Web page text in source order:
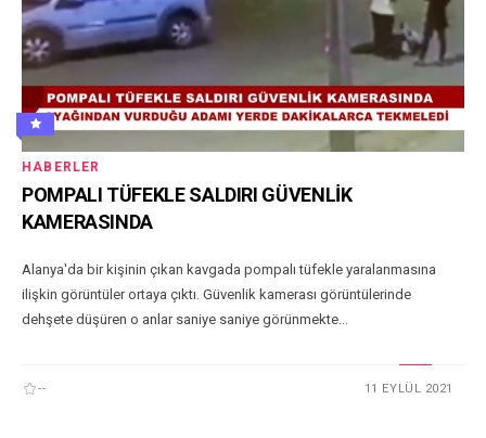
HABERLER
POMPALI TÜFEKLE SALDIRI GÜVENLİK
KAMERASINDA
Alanya'da bir kişinin çıkan kavgada pompalı tüfekle yaralanmasına
ilişkin görüntüler ortaya çıktı. Güvenlik kamerası görüntülerinde
dehşete düşüren o anlar saniye saniye görünmekte...
-- 11 EYLÜL 2021